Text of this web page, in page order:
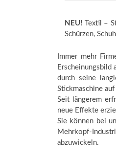
NEU! Textil –
Schürzen,
Immer mehr
Erscheinungsbild
durch seine
Stickmaschine
Seit längerem
neue Effekte
Sie können bei
Mehrkopf-
abzuwickeln.